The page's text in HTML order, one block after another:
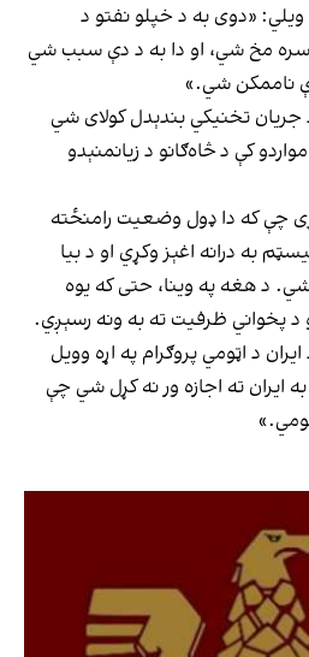
«دوی به د خپلو نفتو د
سره مخ شي، او دا به د دې سبب شي
ناممکن شي.»
تخنیکي بندېدل کولای شي
کې د څاه‌ګانو د زیانمنېدو
چې که دا ډول وضعیت رامنځته
به درانه اغېز وکړي او د بیا
د هغه په وینا، حتی که یوه
د پخواني ظرفیت ته به ونه رسېږي.
د اټومي پروګرام په اړه وویل
ایران ته اجازه ور نه کړل شي چې